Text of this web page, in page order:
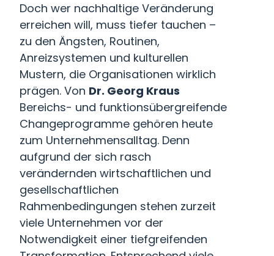
Doch wer nachhaltige Veränderung
erreichen will, muss tiefer tauchen –
zu den Ängsten, Routinen,
Anreizsystemen und kulturellen
Mustern, die Organisationen wirklich
prägen. Von Dr. Georg Kraus
Bereichs- und funktionsübergreifende
Changeprogramme gehören heute
zum Unternehmensalltag. Denn
aufgrund der sich rasch
verändernden wirtschaftlichen und
gesellschaftlichen
Rahmenbedingungen stehen zurzeit
viele Unternehmen vor der
Notwendigkeit einer tiefgreifenden